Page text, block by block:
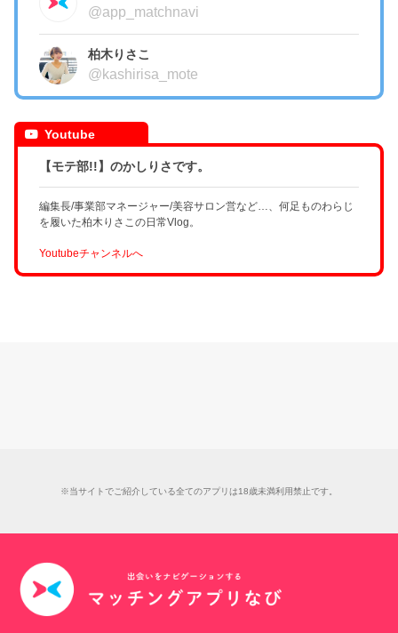
@app_matchnavi
柏木りさこ
@kashirisa_mote
Youtube
【モテ部!!】のかしりさです。
編集長/事業部マネージャー/美容サロン営など…、何足ものわらじ
を履いた柏木りさこの日常Vlog。
Youtubeチャンネルへ
※当サイトでご紹介している全てのアプリは18歳未満利用禁止です。